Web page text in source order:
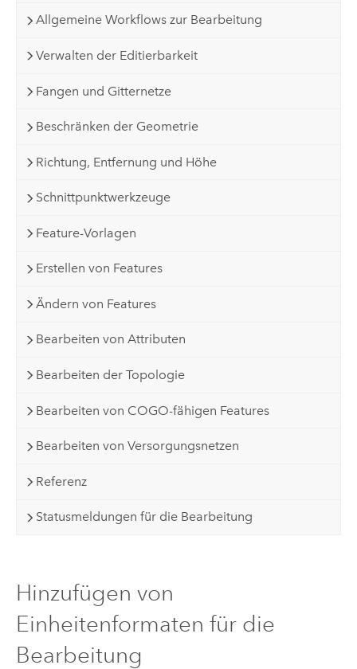
Allgemeine Workflows zur Bearbeitung
Verwalten der Editierbarkeit
Fangen und Gitternetze
Beschränken der Geometrie
Richtung, Entfernung und Höhe
Schnittpunktwerkzeuge
Feature-Vorlagen
Erstellen von Features
Ändern von Features
Bearbeiten von Attributen
Bearbeiten der Topologie
Bearbeiten von COGO-fähigen Features
Bearbeiten von Versorgungsnetzen
Referenz
Statusmeldungen für die Bearbeitung
Hinzufügen von
Einheitenformaten für die
Bearbeitung